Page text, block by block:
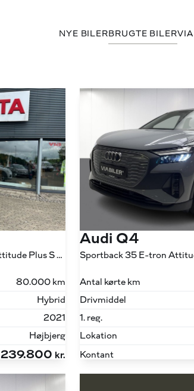
NYE BILER BRUGTE BILERVIA
1,4 45 TFSI e Plugin-hybrid Attitude Plus S Tronic 245HK 5d 6g Aut.
80.000 km
Hybrid
2021
Højbjerg
239.800 kr.
Audi Q4
Sportback 35 E-tron
Antal kørte km
Drivmiddel
1. reg.
Lokation
Kontant